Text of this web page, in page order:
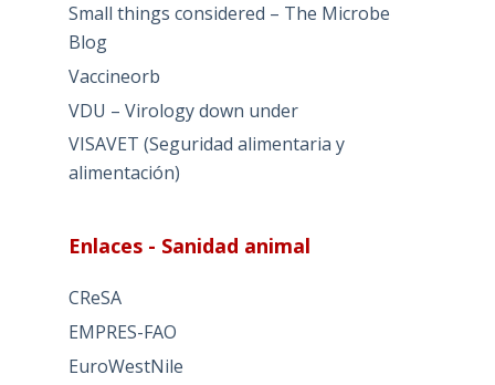
Small things considered – The Microbe
Blog
Vaccineorb
VDU – Virology down under
VISAVET (Seguridad alimentaria y
alimentación)
Enlaces - Sanidad animal
CReSA
EMPRES-FAO
EuroWestNile